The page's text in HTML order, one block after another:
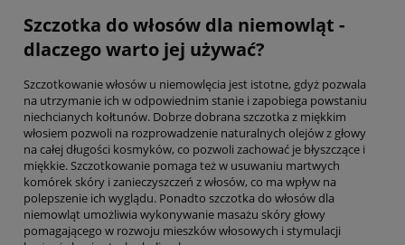
Szczotka do włosów dla niemowląt -
dlaczego warto jej używać?
Szczotkowanie włosów u niemowlęcia jest istotne, gdyż pozwala
na utrzymanie ich w odpowiednim stanie i zapobiega powstaniu
niechcianych kołtunów. Dobrze dobrana szczotka z miękkim
włosiem pozwoli na rozprowadzenie naturalnych olejów z głowy
na całej długości kosmyków, co pozwoli zachować je błyszczące i
miękkie. Szczotkowanie pomaga też w usuwaniu martwych
komórek skóry i zanieczyszczeń z włosów, co ma wpływ na
polepszenie ich wyglądu. Ponadto szczotka do włosów dla
niemowląt umożliwia wykonywanie masażu skóry głowy
pomagającego w rozwoju mieszków włosowych i stymulacji